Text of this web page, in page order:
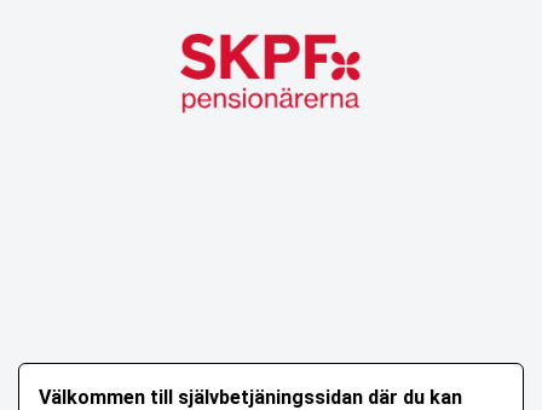
Välkommen till självbetjäningssidan där du kan